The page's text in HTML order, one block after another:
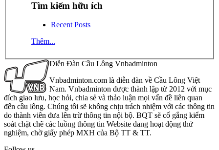
Tìm kiếm hữu ích
Recent Posts
Thêm...
Diễn Đàn Cầu Lông Vnbadminton
Vnbadminton.com là diễn đàn về Cầu Lông Việt
Nam. Vnbadminton được thành lập từ 2012 với mục
đích giao lưu, học hỏi, chia sẻ và thảo luận mọi vấn đề liên quan
đến cầu lông. Chúng tôi sẽ không chịu trách nhiệm với các thông tin
do thành viên đưa lên trừ thông tin nội bộ. BQT sẽ cố gắng kiểm
soát chặt chẽ các luồng thông tin Website đang hoạt động thử
nghiệm, chờ giấy phép MXH của Bộ TT & TT.